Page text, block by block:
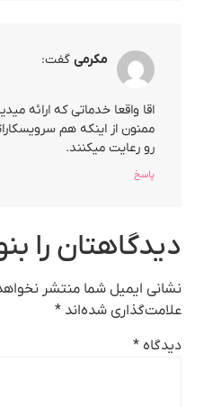
مکرمی گفت:
اقا واقعا خدماتی که ارائه
ممنون از اینکه هم
رو رعایت میکنند.
پاسخ
دیدگاهتان را
نشانی ایمیل شما منتشر
علامت‌گذاری شده‌اند *
دیدگاه *